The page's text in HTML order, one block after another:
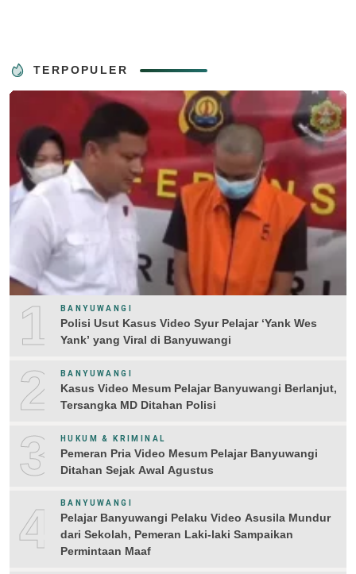
TERPOPULER
1 BANYUWANGI
Polisi Usut Kasus Video Syur Pelajar ‘Yank Wes
Yank’ yang Viral di Banyuwangi
2 BANYUWANGI
Kasus Video Mesum Pelajar Banyuwangi Berlanjut,
Tersangka MD Ditahan Polisi
3 HUKUM & KRIMINAL
Pemeran Pria Video Mesum Pelajar Banyuwangi
Ditahan Sejak Awal Agustus
4 BANYUWANGI
Pelajar Banyuwangi Pelaku Video Asusila Mundur
dari Sekolah, Pemeran Laki-laki Sampaikan
Permintaan Maaf